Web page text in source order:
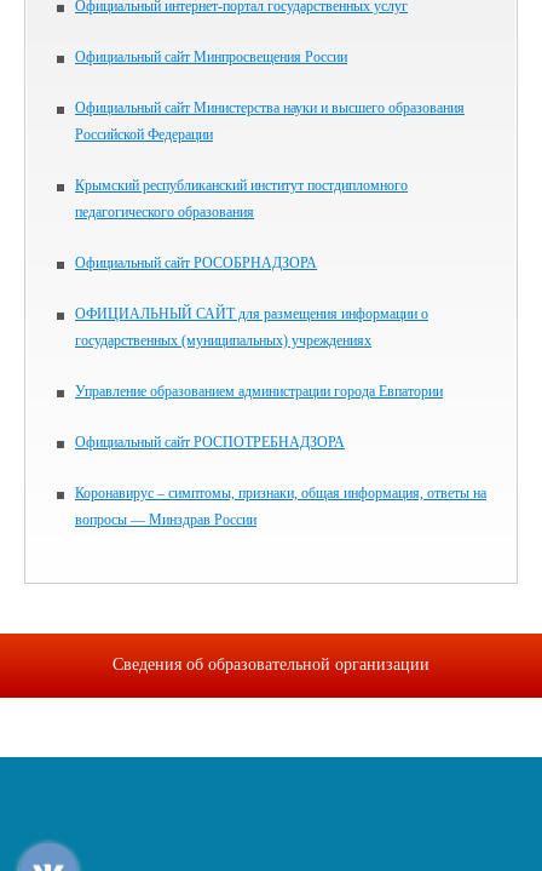
Официальный интернет-портал государственных услуг
Официальный сайт Минпросвещения России
Официальный сайт Министерства науки и высшего образования
Российской Федерации
Крымский республиканский институт постдипломного
педагогического образования
Официальный сайт РОСОБРНАДЗОРА
ОФИЦИАЛЬНЫЙ САЙТ для размещения информации о
государственных (муниципальных) учреждениях
Управление образованием администрации города Евпатории
Официальный сайт РОСПОТРЕБНАДЗОРА
Коронавирус – симптомы, признаки, общая информация, ответы на
вопросы — Минздрав России
Сведения об образовательной организации